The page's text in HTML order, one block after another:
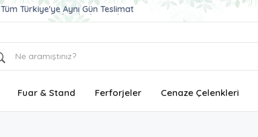
Ucuz ve Kaliteli Çelenk Gönder
Aynı Gün Teslimat Çelenk Siparişi
Tüm Türkiye'ye Aynı Gün Teslimat
Fuar & Stand Ferforjeler Cenaze Çelenkleri